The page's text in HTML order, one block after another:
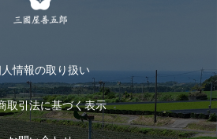
情報の取り扱い
取引法に基づく表示